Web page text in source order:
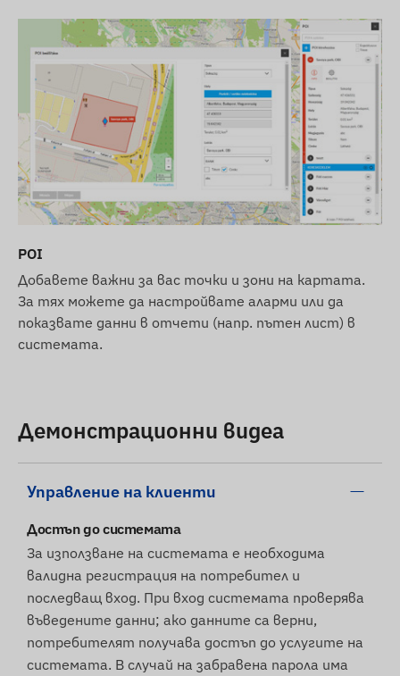
POI
Добавете важни за вас точки и зони на картата.
За тях можете да настройвате аларми или да
показвате данни в отчети (напр. пътен лист) в
системата.
Демонстрационни видеа
Управление на клиенти
Достъп до системата
За използване на системата е необходима
валидна регистрация на потребител и
последващ вход. При вход системата проверява
въведените данни; ако данните са верни,
потребителят получава достъп до услугите на
системата. В случай на забравена парола има